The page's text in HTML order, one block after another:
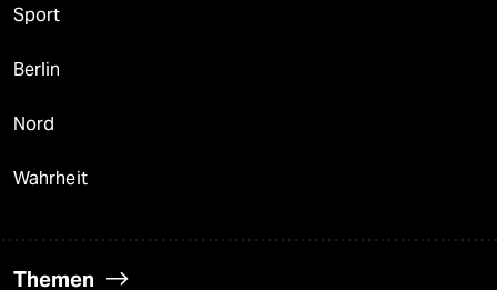
Sport
Berlin
Nord
Wahrheit
Themen